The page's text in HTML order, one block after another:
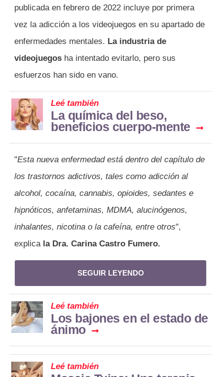
publicada en febrero de 2022 incluye por primera
vez la adicción a los videojuegos en su apartado de
enfermedades mentales. La industria de
videojuegos ha intentado evitarlo, pero sus
esfuerzos han sido en vano.
Leé también
La química del beso,
beneficios cuerpo-mente
"Esta nueva enfermedad está dentro del capítulo de
los trastornos adictivos, tales como adicción al
alcohol, cocaína, cannabis, opioides, sedantes e
hipnóticos, anfetaminas, MDMA, alucinógenos,
inhalantes, nicotina o la cafeína, entre otros",
explica la Dra. Carina Castro Fumero.
SEGUIR LEYENDO
Leé también
Los bajones en el estado de
ánimo
Leé también